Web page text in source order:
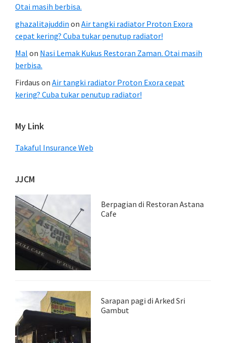
Otai masih berbisa.
ghazalitajuddin on Air tangki radiator Proton Exora
cepat kering? Cuba tukar penutup radiator!
Mal on Nasi Lemak Kukus Restoran Zaman. Otai masih
berbisa.
Firdaus on Air tangki radiator Proton Exora cepat
kering? Cuba tukar penutup radiator!
My Link
Takaful Insurance Web
JJCM
Berpagian di Restoran Astana
Cafe
Sarapan pagi di Arked Sri
Gambut